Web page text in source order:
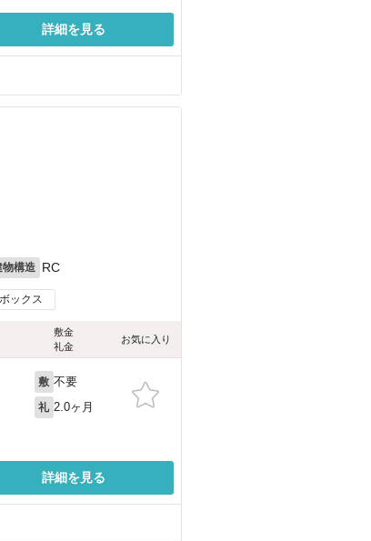
詳細を見る
物構造 RC
ックス
敷金
礼金
お気に入り
敷 不要
礼 2.0ヶ月
詳細を見る